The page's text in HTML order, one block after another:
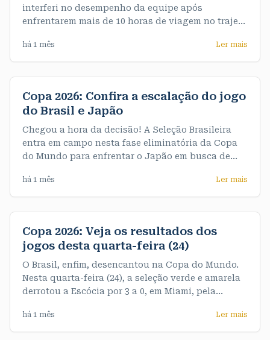
interferi no desempenho da equipe após
enfrentarem mais de 10 horas de viagem no trajeto
conquistaram o título da competição de forma
invicta. Nossos meninos do sub 16 fizeram uma
há 1 mês Ler mais
Copa 2026: Confira a escalação do jogo
do Brasil e Japão
Chegou a hora da decisão! A Seleção Brasileira
entra em campo nesta fase eliminatória da Copa
do Mundo para enfrentar o Japão em busca de
às 13h (horário de Rondônia). A partir de agora,
não há espaço para erros: quem vencer avança, e
há 1 mês Ler mais
Copa 2026: Veja os resultados dos
jogos desta quarta-feira (24)
O Brasil, enfim, desencantou na Copa do Mundo.
Nesta quarta-feira (24), a seleção verde e amarela
derrotou a Escócia por 3 a 0, em Miami, pela
garantiu o primeiro objetivo do Mundial, que era
terminar o grupo na liderança, com sete pontos. >>
há 1 mês Ler mais